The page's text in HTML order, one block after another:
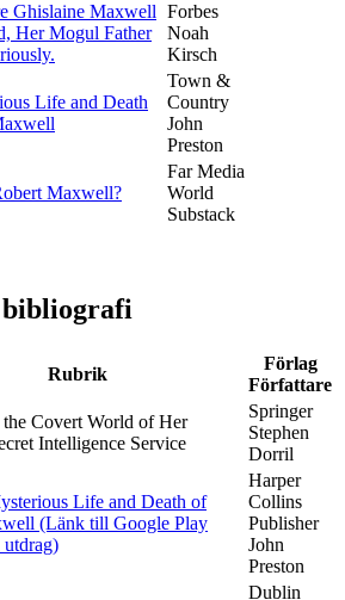
Ghislaine Maxwell
Her Mogul Father
Forbes
Noah
Kirsch
Life and Death
Town &
Country
John
Preston
Maxwell?
Far Media
World
Substack
Rubrik
Förlag
Författare
Covert World of Her
Intelligence Service
Springer
Stephen
Dorril
Life and Death of
(Länk till Google Play
utdrag)
Harper
Collins
Publisher
John
Preston
Dublin